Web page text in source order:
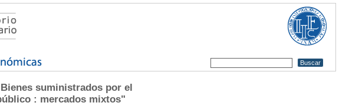
suministrados por el
: mercados mixtos"